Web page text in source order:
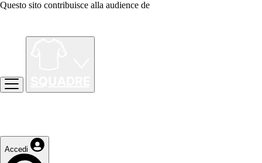
Questo sito contribuisce alla audience de
Accedi